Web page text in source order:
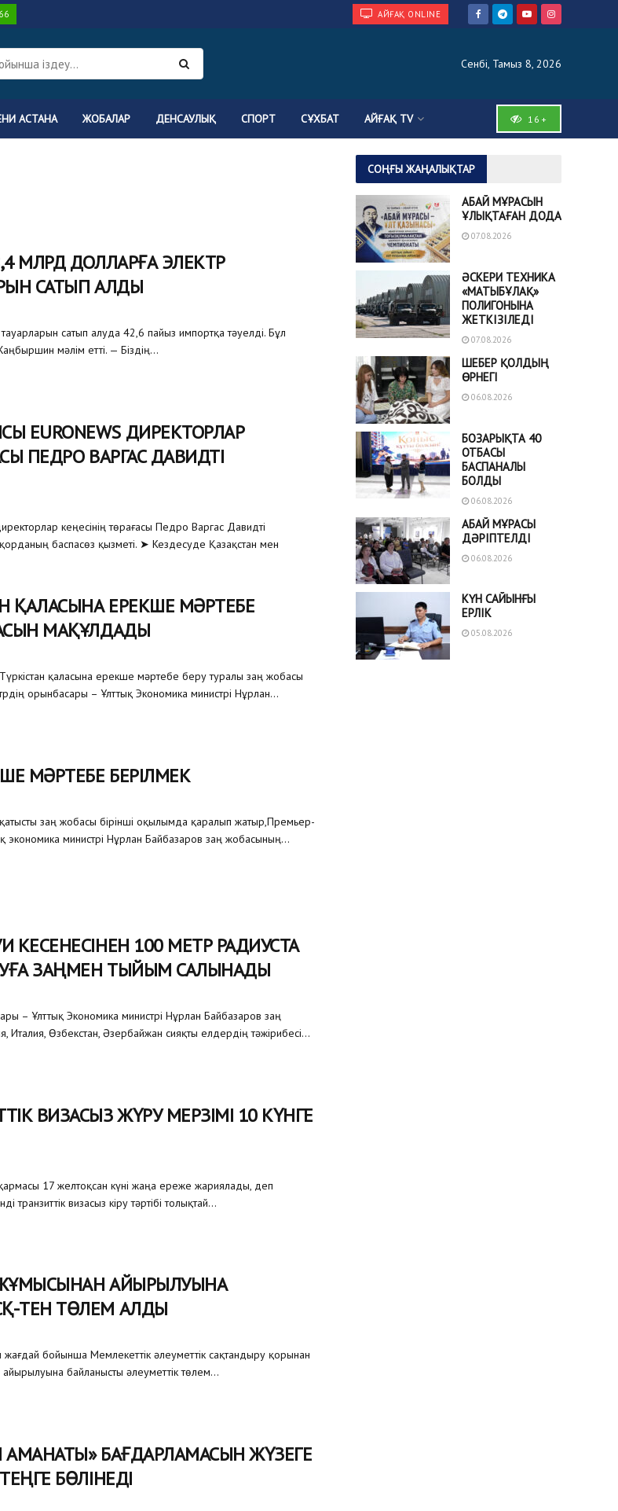
АЙҒАҚ ONLINE
Сенбі, Тамыз 8, 2026
АСТАНА ЖОБАЛАР ДЕНСАУЛЫҚ СПОРТ СҰХБАТ АЙҒАҚ TV 16+
МЛРД ДОЛЛАРҒА ЭЛЕКТР
САТЫП АЛДЫ
сатып алуда 42,6 пайыз импортқа тәуелді. Бұл
мәлім етті. — Біздің...
EURONEWS ДИРЕКТОРЛАР
ПЕДРО ВАРГАС ДАВИДТІ
кеңесінің төрағасы Педро Варгас Давидті
баспасөз қызметі. ➤ Кездесуде Қазақстан мен
ҚАЛАСЫНА ЕРЕКШЕ МӘРТЕБЕ
МАҚҰЛДАДЫ
қаласына ерекше мәртебе беру туралы заң жобасы
орынбасары – Ұлттық Экономика министрі Нұрлан...
МӘРТЕБЕ БЕРІЛМЕК
қатысты заң жобасы бірінші оқылымда қаралып жатыр,Премьер-
экономика министрі Нұрлан Байбазаров заң жобасының...
КЕСЕНЕСІНЕН 100 МЕТР РАДИУСТА
ЗАҢМЕН ТЫЙЫМ САЛЫНАДЫ
– Ұлттық Экономика министрі Нұрлан Байбазаров заң
Италия, Өзбекстан, Әзербайжан сияқты елдердің тәжірибесі...
ВИЗАСЫЗ ЖҮРУ МЕРЗІМІ 10 КҮНГЕ
17 желтоқсан күні жаңа ереже жариялады, деп
транзиттік визасыз кіру тәртібі толықтай...
АЙЫРЫЛУЫНА
ТЕН ТӨЛЕМ АЛДЫ
бойынша Мемлекеттік әлеуметтік сақтандыру қорынан
байланысты әлеуметтік төлем...
БАҒДАРЛАМАСЫН ЖҮЗЕГЕ
БӨЛІНЕДІ
СОҢҒЫ ЖАҢАЛЫҚТАР
АБАЙ МҰРАСЫН
ҰЛЫҚТАҒАН ДОДА
07.08.2026
ӘСКЕРИ ТЕХНИКА
«МАТЫБҰЛАҚ»
ПОЛИГОНЫНА
ЖЕТКІЗІЛЕДІ
07.08.2026
ШЕБЕР ҚОЛДЫҢ
ӨРНЕГІ
06.08.2026
БОЗАРЫҚТА 40
ОТБАСЫ
БАСПАНАЛЫ
БОЛДЫ
06.08.2026
АБАЙ МҰРАСЫ
ДӘРІПТЕЛДІ
06.08.2026
КҮН САЙЫНҒЫ
ЕРЛІК
05.08.2026